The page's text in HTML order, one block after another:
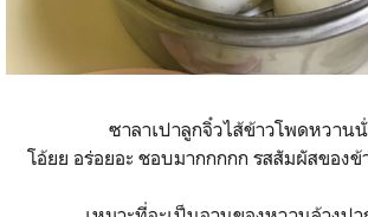
ซาลาเปาลูกจิ๋วไส้ข้าวโพดหวานนั่
โอ้ยย อร่อยอะ ชอบมากกกกก รสสัมผัสของ